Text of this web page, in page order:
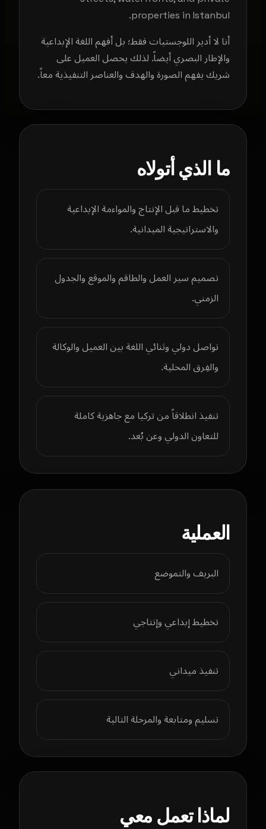
properties in Istanbul.
أنا لا أدير اللوجستيات فقط؛ بل أفهم اللغة الإبداعية
والإطار البصري أيضاً. لذلك يحصل العميل على
شريك يفهم الصورة والهدف والعناصر التنفيذية معاً.
ما الذي أتولاه
تخطيط ما قبل الإنتاج والمواءمة الإبداعية
والاستراتيجية الميدانية.
تصميم سير العمل والطاقم والموقع والجدول
الزمني.
تواصل دولي وثنائي اللغة بين العميل والوكالة
والفِرق المحلية.
تنفيذ انطلاقاً من تركيا مع جاهزية كاملة
للتعاون الدولي وعن بُعد.
العملية
البريف والتموضع
تخطيط إبداعي وإنتاجي
تنفيذ ميداني
تسليم ومتابعة والمرحلة التالية
لماذا تعمل معي